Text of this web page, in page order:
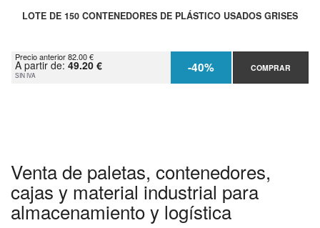
LOTE DE 150 CONTENEDORES DE PLÁSTICO USADOS GRISES
Precio anterior 82.00 €
A partir de: 49.20 €
SIN IVA -40% COMPRAR
Venta de paletas, contenedores,
cajas y material industrial para
almacenamiento y logística